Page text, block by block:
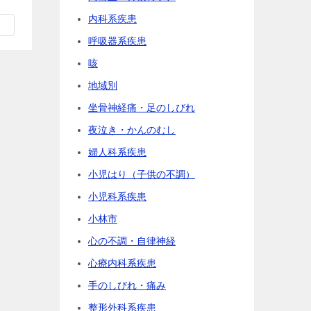
内科系疾患
呼吸器系疾患
咳
地域別
坐骨神経痛・足のしびれ
夜泣き・かんのむし
婦人科系疾患
小児はり（子供の不調）
小児科系疾患
小林市
心の不調・自律神経
心療内科系疾患
手のしびれ・痛み
整形外科系疾患